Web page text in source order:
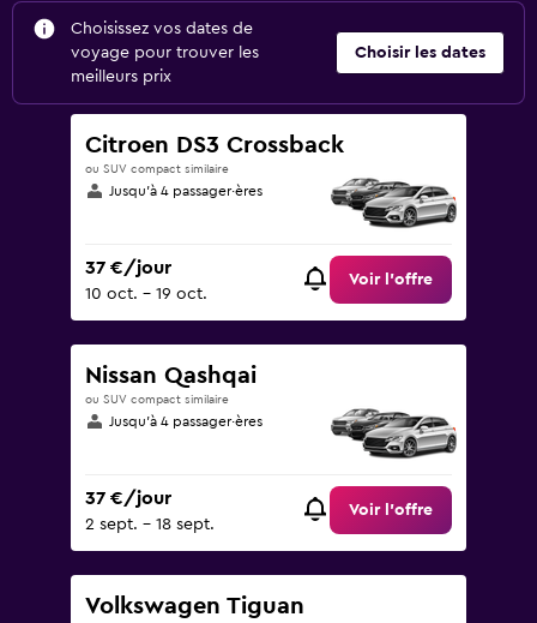
Choisissez vos dates de
voyage pour trouver les
meilleurs prix
Choisir les dates
Citroen DS3 Crossback
ou SUV compact similaire
Jusqu’à 4 passager·ères
37 €/jour
10 oct. - 19 oct.
Voir l’offre
Nissan Qashqai
ou SUV compact similaire
Jusqu’à 4 passager·ères
37 €/jour
2 sept. - 18 sept.
Voir l’offre
Volkswagen Tiguan